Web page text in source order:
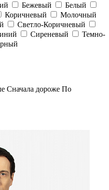
Бежевый
Белый
Коричневый
Молочный
Светло-Коричневый
Сиреневый
Темно-
Сначала дороже По